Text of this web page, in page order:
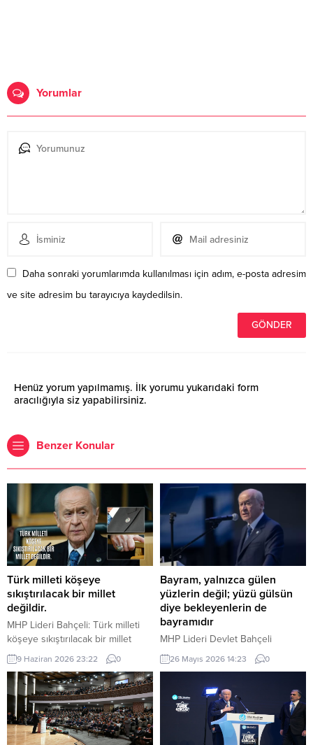
Yorumlar
Daha sonraki yorumlarımda kullanılması için adım, e-posta adresim
ve site adresim bu tarayıcıya kaydedilsin.
Henüz yorum yapılmamış. İlk yorumu yukarıdaki form
aracılığıyla siz yapabilirsiniz.
Benzer Konular
Türk milleti köşeye
sıkıştırılacak bir millet
değildir.
MHP Lideri Bahçeli: Türk milleti
köşeye sıkıştırılacak bir millet
değildir. Türk milleti, karşısına
yedi düvel de dizilse tarih
sahnesinden silinecek bir millet
değildir. Türkiye, ham hayaller
kurulup çizilen haritaların
kenarına sıkıştırılacak, eline bir
avuç toprak verilip denizlerinden
9 Haziran 2026 23:22 0
Bayram, yalnızca gülen
yüzlerin değil; yüzü gülsün
diye bekleyenlerin de
bayramıdır
MHP Lideri Devlet Bahçeli
“Bugün bizlere düşen, bayramın
manasını yalnızca kendi
mübarek iklimi yetimin başını
okşayan ele, yoksulun sofrasına
uzanan lokmaya, yaşlının duasını
alan güler yüze, yalnızın kapısını
26 Mayıs 2026 14:23 0